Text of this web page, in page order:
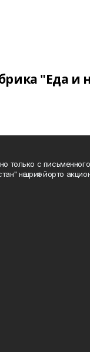
"Еда и
только с
нәшриәт йорто